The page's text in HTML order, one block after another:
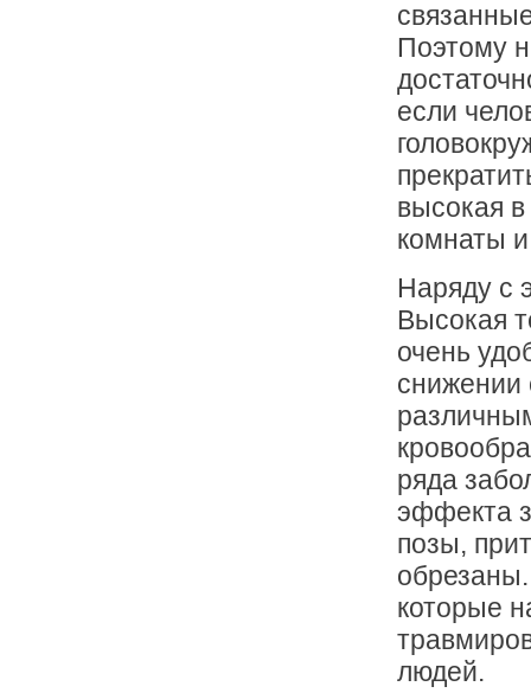
Поэтому
если
высокая
комнаты
Наряду с
Высокая
очень
снижении
ряда
эффекта
позы,
которые
людей.